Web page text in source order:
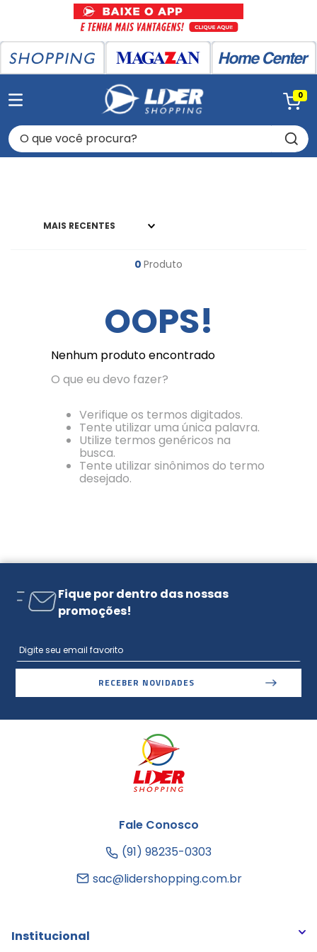
0
O que você procura?
MAIS RECENTES
0 Produto
OOPS!
Nenhum produto encontrado
O que eu devo fazer?
Verifique os termos digitados.
Tente utilizar uma única palavra.
Utilize termos genéricos na
busca.
Tente utilizar sinônimos do termo
desejado.
Fique por dentro das nossas
promoções!
RECEBER NOVIDADES
Fale Conosco
(91) 98235-0303
sac@lidershopping.com.br
Institucional